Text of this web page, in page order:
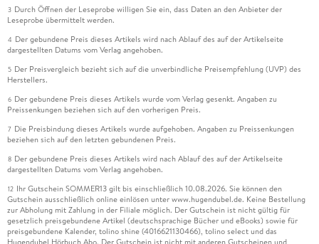
3 Durch Öffnen der Leseprobe willigen Sie ein, dass Daten an den Anbieter der
Leseprobe übermittelt werden.
4 Der gebundene Preis dieses Artikels wird nach Ablauf des auf der Artikelseite
dargestellten Datums vom Verlag angehoben.
5 Der Preisvergleich bezieht sich auf die unverbindliche Preisempfehlung (UVP) des
Herstellers.
6 Der gebundene Preis dieses Artikels wurde vom Verlag gesenkt. Angaben zu
Preissenkungen beziehen sich auf den vorherigen Preis.
7 Die Preisbindung dieses Artikels wurde aufgehoben. Angaben zu Preissenkungen
beziehen sich auf den letzten gebundenen Preis.
8 Der gebundene Preis dieses Artikels wird nach Ablauf des auf der Artikelseite
dargestellten Datums vom Verlag angehoben.
12 Ihr Gutschein SOMMER13 gilt bis einschließlich 10.08.2026. Sie können den
Gutschein ausschließlich online einlösen unter www.hugendubel.de. Keine Bestellung
zur Abholung mit Zahlung in der Filiale möglich. Der Gutschein ist nicht gültig für
gesetzlich preisgebundene Artikel (deutschsprachige Bücher und eBooks) sowie für
preisgebundene Kalender, tolino shine (4016621130466), tolino select und das